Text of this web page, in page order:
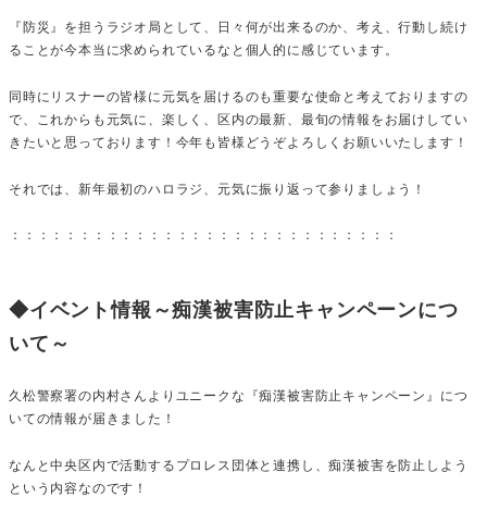
『防災』を担うラジオ局として、日々何が出来るのか、考え、行動し続け
ることが今本当に求められているなと個人的に感じています。
同時にリスナーの皆様に元気を届けるのも重要な使命と考えておりますの
で、これからも元気に、楽しく、区内の最新、最旬の情報をお届けしてい
きたいと思っております！今年も皆様どうぞよろしくお願いいたします！
それでは、新年最初のハロラジ、元気に振り返って参りましょう！
：：：：：：：：：：：：：：：：：：：：：：：：：：：：
◆イベント情報～痴漢被害防止キャンペーンにつ
いて～
久松警察署の内村さんよりユニークな『痴漢被害防止キャンペーン』につ
いての情報が届きました！
なんと中央区内で活動するプロレス団体と連携し、痴漢被害を防止しよう
という内容なのです！